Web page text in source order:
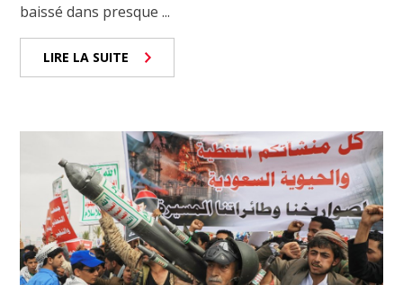
baissé dans presque ...
LIRE LA SUITE